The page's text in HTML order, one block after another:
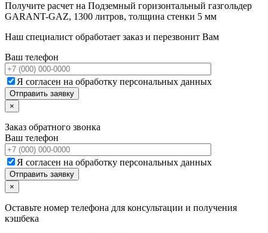
Получите расчет на Подземный горизонтальный газгольдер
GARANT-GAZ, 1300 литров, толщина стенки 5 мм
Наш специалист обработает заказ и перезвонит Вам
Ваш телефон
Я согласен на обработку персональных данных
×
Заказ обратного звонка
Ваш телефон
Я согласен на обработку персональных данных
×
Оставьте номер телефона для консультации и получения
кэшбека